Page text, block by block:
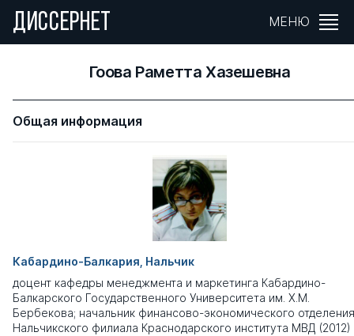
ДИССЕРНЕТ МЕНЮ
Гоова Раметта Хазешевна
Общая информация
Кабардино-Балкария, Нальчик
доцент кафедры менеджмента и маркетинга Кабардино-
Балкарского Государственного Университета им. Х.М.
Бербекова; начальник финансово-экономического отделения
Нальчикского филиала Краснодарского института МВД (2012)